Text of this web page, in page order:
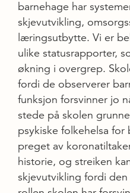
barnehage har
skjevutvikling,
læringsutbytte. Vi er
ulike statusrapporter,
økning i overgrep.
fordi de observerer
funksjon forsvinner jo
stede på skolen
psykiske folkehelsa
preget av
historie, og streiken
skjevutvikling fordi